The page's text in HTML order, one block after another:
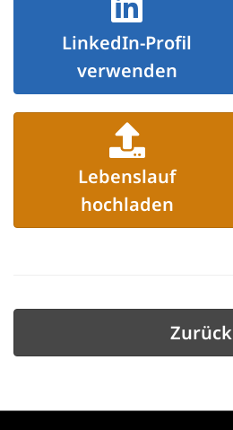
LinkedIn-Profil
verwenden
Lebenslauf
hochladen
Zurück